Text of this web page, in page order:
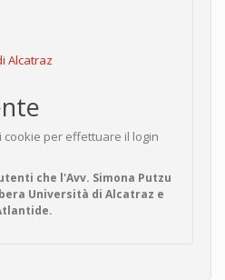
Alcatraz
cookie per effettuare il login
che l'Avv. Simona Putzu
Università di Alcatraz e